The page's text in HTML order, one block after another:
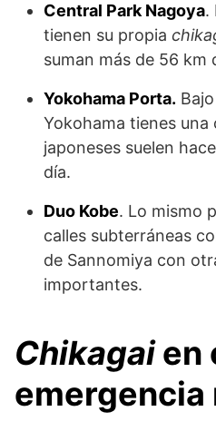
Central Park Nagoya.
tienen su propia
suman más de 56 km
Yokohama Porta.
Yokohama tienes una
japoneses suelen
día.
Duo Kobe. Lo mismo
calles subterráneas
de Sannomiya con
importantes.
Chikagaien
emergencia